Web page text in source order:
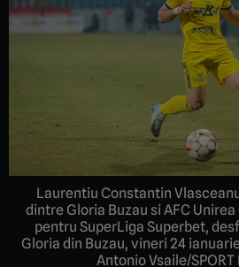
Laurentiu Constantin
dintre Gloria Buzau si AFC
pentru SuperLiga Superbet,
Gloria din Buzau, vineri 24
Antonio Vsaile/SPORT